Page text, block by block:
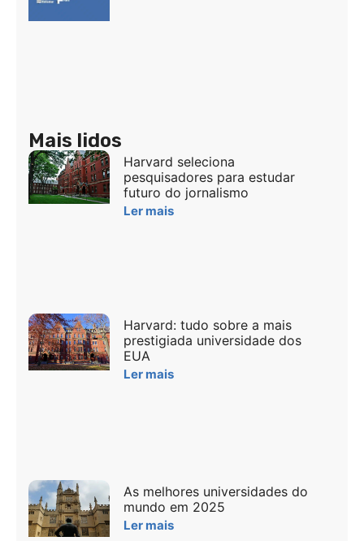
Mais lidos
Harvard seleciona
pesquisadores para estudar
futuro do jornalismo
Ler mais
Harvard: tudo sobre a mais
prestigiada universidade dos
EUA
Ler mais
As melhores universidades do
mundo em 2025
Ler mais